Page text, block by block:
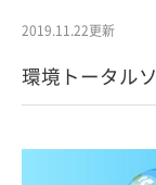
2019.11.22更新
環境トータル